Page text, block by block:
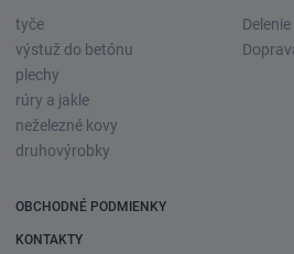
tyče
výstuž do betónu
plechy
rúry a jakle
neželezné kovy
druhovýrobky
OBCHODNÉ PODMIENKY
KONTAKTY